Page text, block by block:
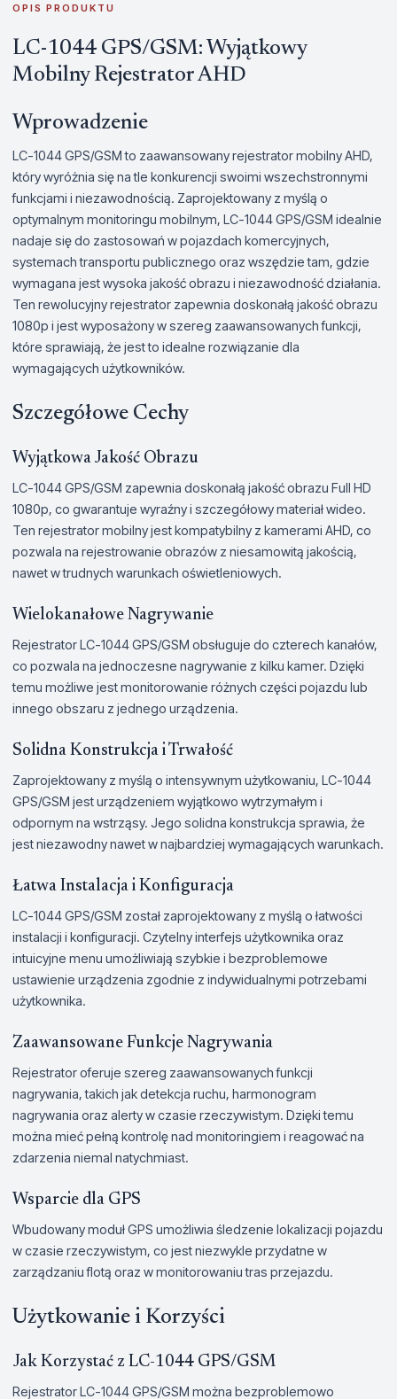
OPIS PRODUKTU
LC-1044 GPS/GSM: Wyjątkowy
Mobilny Rejestrator AHD
Wprowadzenie
LC-1044 GPS/GSM to zaawansowany rejestrator mobilny AHD,
który wyróżnia się na tle konkurencji swoimi wszechstronnymi
funkcjami i niezawodnością. Zaprojektowany z myślą o
optymalnym monitoringu mobilnym, LC-1044 GPS/GSM idealnie
nadaje się do zastosowań w pojazdach komercyjnych,
systemach transportu publicznego oraz wszędzie tam, gdzie
wymagana jest wysoka jakość obrazu i niezawodność działania.
Ten rewolucyjny rejestrator zapewnia doskonałą jakość obrazu
1080p i jest wyposażony w szereg zaawansowanych funkcji,
które sprawiają, że jest to idealne rozwiązanie dla
wymagających użytkowników.
Szczegółowe Cechy
Wyjątkowa Jakość Obrazu
LC-1044 GPS/GSM zapewnia doskonałą jakość obrazu Full HD
1080p, co gwarantuje wyraźny i szczegółowy materiał wideo.
Ten rejestrator mobilny jest kompatybilny z kamerami AHD, co
pozwala na rejestrowanie obrazów z niesamowitą jakością,
nawet w trudnych warunkach oświetleniowych.
Wielokanałowe Nagrywanie
Rejestrator LC-1044 GPS/GSM obsługuje do czterech kanałów,
co pozwala na jednoczesne nagrywanie z kilku kamer. Dzięki
temu możliwe jest monitorowanie różnych części pojazdu lub
innego obszaru z jednego urządzenia.
Solidna Konstrukcja i Trwałość
Zaprojektowany z myślą o intensywnym użytkowaniu, LC-1044
GPS/GSM jest urządzeniem wyjątkowo wytrzymałym i
odpornym na wstrząsy. Jego solidna konstrukcja sprawia, że
jest niezawodny nawet w najbardziej wymagających warunkach.
Łatwa Instalacja i Konfiguracja
LC-1044 GPS/GSM został zaprojektowany z myślą o łatwości
instalacji i konfiguracji. Czytelny interfejs użytkownika oraz
intuicyjne menu umożliwiają szybkie i bezproblemowe
ustawienie urządzenia zgodnie z indywidualnymi potrzebami
użytkownika.
Zaawansowane Funkcje Nagrywania
Rejestrator oferuje szereg zaawansowanych funkcji
nagrywania, takich jak detekcja ruchu, harmonogram
nagrywania oraz alerty w czasie rzeczywistym. Dzięki temu
można mieć pełną kontrolę nad monitoringiem i reagować na
zdarzenia niemal natychmiast.
Wsparcie dla GPS
Wbudowany moduł GPS umożliwia śledzenie lokalizacji pojazdu
w czasie rzeczywistym, co jest niezwykle przydatne w
zarządzaniu flotą oraz w monitorowaniu tras przejazdu.
Użytkowanie i Korzyści
Jak Korzystać z LC-1044 GPS/GSM
Rejestrator LC-1044 GPS/GSM można bezproblemowo